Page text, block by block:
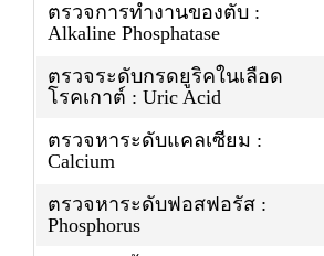
ตรวจการทำงานของตับ :
Alkaline Phosphatase
ตรวจระดับกรดยูริคในเลือด
โรคเกาต์ : Uric Acid
ตรวจหาระดับแคลเซียม :
Calcium
ตรวจหาระดับฟอสฟอรัส :
Phosphorus